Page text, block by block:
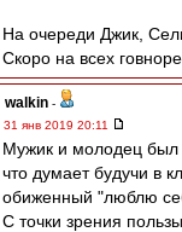
На очереди Джик,
Скоро на всех
walkin -
31 янв 2019 20:11
Мужик и молодец был
что думает будучи в
обиженный "люблю
С точки зрения